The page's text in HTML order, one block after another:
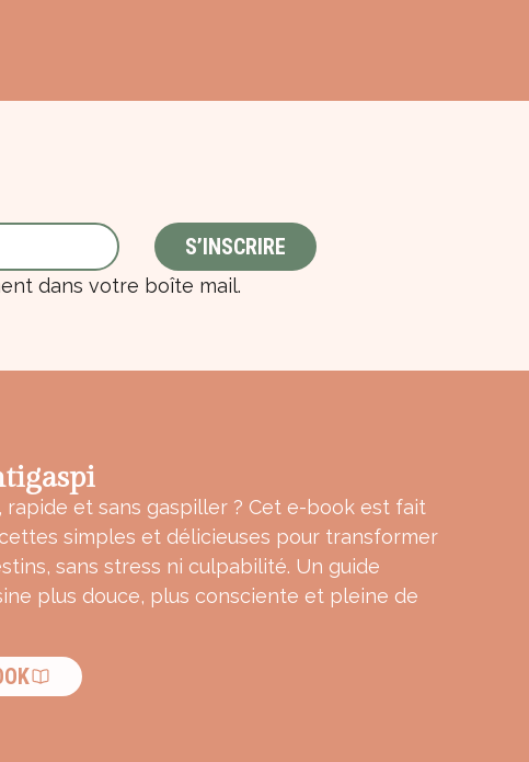
dans votre boîte mail.
rapide et sans gaspiller ? Cet e-book est fait
simples et délicieuses pour transformer
sans stress ni culpabilité. Un guide
plus douce, plus consciente et pleine de